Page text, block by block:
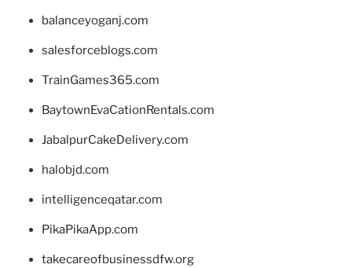
balanceyoganj.com
salesforceblogs.com
TrainGames365.com
BaytownEvaCationRentals.com
JabalpurCakeDelivery.com
halobjd.com
intelligenceqatar.com
PikaPikaApp.com
takecareofbusinessdfw.org